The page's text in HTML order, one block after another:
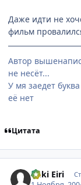
Даже идти не
фильм
Автор
не несёт...
У мя заедет
её нет
Цитата
Yuki Eiri